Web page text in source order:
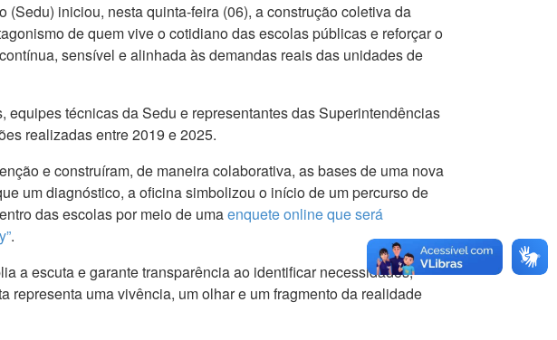
iniciou, nesta quinta-feira (06), a construção coletiva da
de quem vive o cotidiano das escolas públicas e reforçar o
sensível e alinhada às demandas reais das unidades de
técnicas da Sedu e representantes das Superintendências
realizadas entre 2019 e 2025.
e construíram, de maneira colaborativa, as bases de uma nova
um diagnóstico, a oficina simbolizou o início de um percurso de
das escolas por meio de umaenquete online que será
.
a escuta e garante transparência ao identificar necessidades,
representa uma vivência, um olhar e um fragmento da realidade